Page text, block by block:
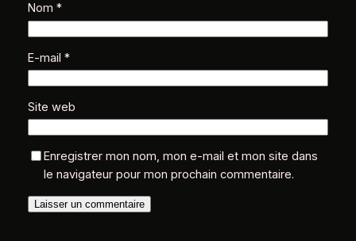
Nom *
E-mail *
Site web
Enregistrer mon nom, mon e-mail et mon site dans
le navigateur pour mon prochain commentaire.